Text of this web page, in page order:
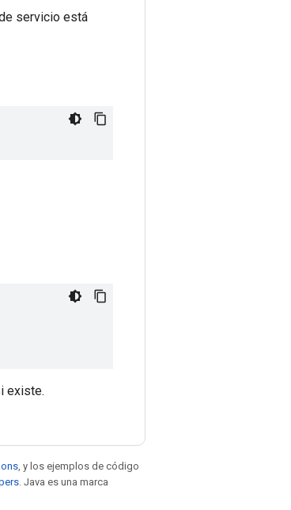
servicio está
existe.
, y los ejemplos de código
. Java es una marca